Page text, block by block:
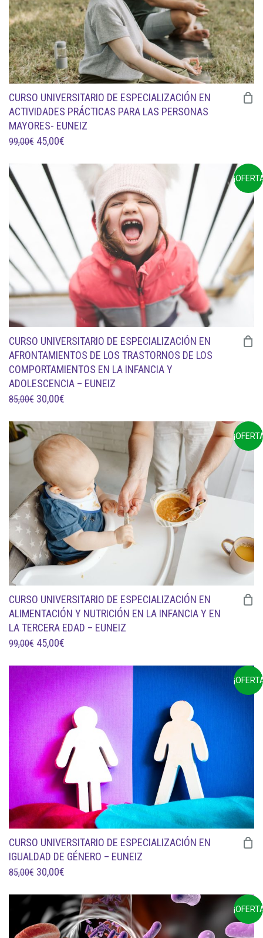
CURSO UNIVERSITARIO DE ESPECIALIZACIÓN EN
ACTIVIDADES PRÁCTICAS PARA LAS PERSONAS
MAYORES- EUNEIZ
99,00€ EL
ORIGINAL
ERA:
99,00€.
45,00€
45,00€.
CURSO UNIVERSITARIO DE ESPECIALIZACIÓN EN
AFRONTAMIENTOS DE LOS TRASTORNOS DE LOS
COMPORTAMIENTOS EN LA INFANCIA Y
ADOLESCENCIA – EUNEIZ
85,00€ EL
ORIGINAL
ERA:
85,00€.
30,00€
ES:
30,00€.
CURSO UNIVERSITARIO DE ESPECIALIZACIÓN EN
ALIMENTACIÓN Y NUTRICIÓN EN LA INFANCIA Y EN
LA TERCERA EDAD – EUNEIZ
99,00€ EL
ORIGINAL
ERA:
99,00€.
45,00€
ACTUAL
ES:
45,00€.
CURSO UNIVERSITARIO DE ESPECIALIZACIÓN EN
IGUALDAD DE GÉNERO – EUNEIZ
85,00€ EL
ORIGINAL
ERA:
85,00€.
30,00€
ACTUAL
ES:
30,00€.